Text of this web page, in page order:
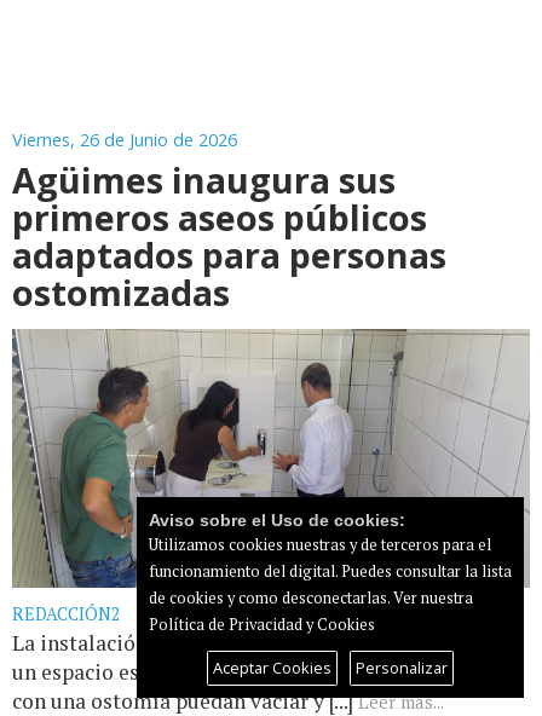
Viernes, 26 de Junio de 2026
Agüimes inaugura sus
primeros aseos públicos
adaptados para personas
ostomizadas
REDACCIÓN2
La instalación, situada en el Risco Verde, cuenta con
un espacio específico diseñado para que las personas
con una ostomía puedan vaciar y [...]Leer más...
Aviso sobre el Uso de cookies:
Utilizamos cookies nuestras y de terceros para el
funcionamiento del digital. Puedes consultar la lista
de cookies y como desconectarlas.Ver nuestra
Política de Privacidad y Cookies
Aceptar Cookies Personalizar